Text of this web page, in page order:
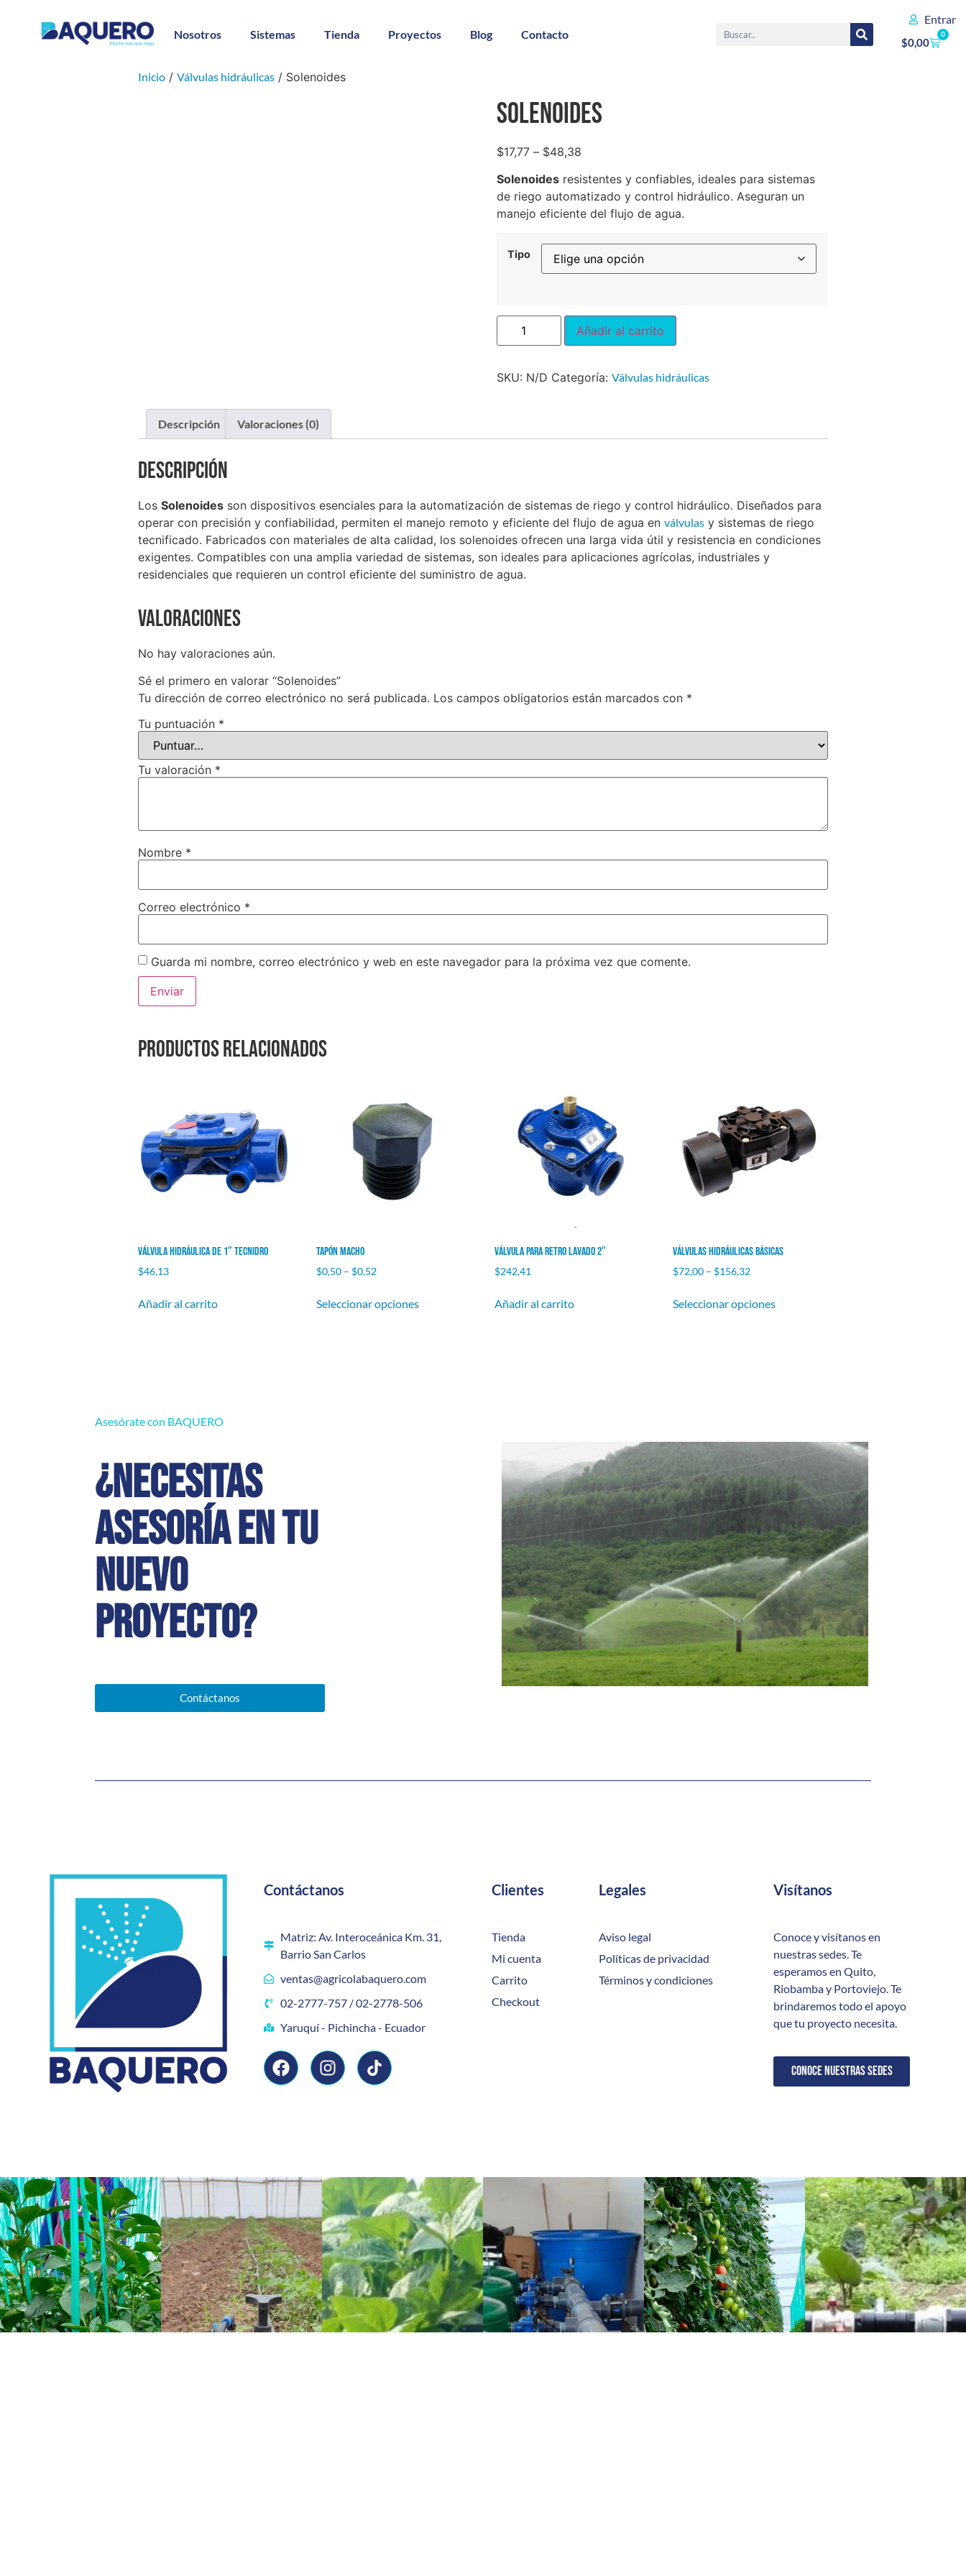
Nosotros Sistemas Tienda Proyectos Blog Contacto
Entrar
$0,00
0
Inicio / Válvulas hidráulicas / Solenoides
Solenoides
$17,77 – $48,38
Solenoides resistentes y confiables, ideales para sistemas
de riego automatizado y control hidráulico. Aseguran un
manejo eficiente del flujo de agua.
Tipo
Añadir al carrito
SKU: N/D Categoría:Válvulas hidráulicas
Descripción Valoraciones (0)
Descripción
Los Solenoides son dispositivos esenciales para la automatización de sistemas de riego y control hidráulico. Diseñados para
operar con precisión y confiabilidad, permiten el manejo remoto y eficiente del flujo de agua en válvulas y sistemas de riego
tecnificado. Fabricados con materiales de alta calidad, los solenoides ofrecen una larga vida útil y resistencia en condiciones
exigentes. Compatibles con una amplia variedad de sistemas, son ideales para aplicaciones agrícolas, industriales y
residenciales que requieren un control eficiente del suministro de agua.
Valoraciones
No hay valoraciones aún.
Sé el primero en valorar “Solenoides”
Tu dirección de correo electrónico no será publicada. Los campos obligatorios están marcados con *
Tu puntuación *
Tu valoración *
Nombre *
Correo electrónico *
Guarda mi nombre, correo electrónico y web en este navegador para la próxima vez que comente.
Productos relacionados
Válvula Hidráulica de 1″ Tecnidro
$46,13
Añadir al carrito
Tapón Macho
$0,50 – $0,52
Seleccionar opciones
Válvula Para Retro lavado 2″
$242,41
Añadir al carrito
Válvulas Hidráulicas Básicas
$72,00 – $156,32
Seleccionar opciones
Asesórate con BAQUERO
¿Necesitas
asesoría en tu
nuevo
proyecto?
Contáctanos
Contáctanos
Matriz: Av. Interoceánica Km. 31,
Barrio San Carlos
ventas@agricolabaquero.com
02-2777-757 / 02-2778-506
Yaruquí - Pichincha - Ecuador
Clientes
Tienda
Mi cuenta
Carrito
Checkout
Legales
Aviso legal
Políticas de privacidad
Términos y condiciones
Visítanos
Conoce y visítanos en
nuestras sedes. Te
esperamos en Quito,
Riobamba y Portoviejo. Te
brindaremos todo el apoyo
que tu proyecto necesita.
CONOCE NUESTRAS SEDES